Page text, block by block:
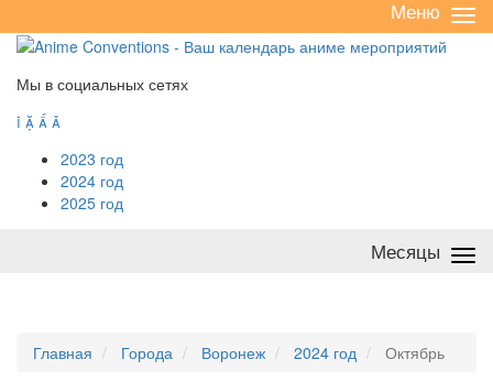
/
Меню
Мы в социальных сетях
   
2023 год
2024 год
2025 год
Месяцы
Главная Города Воронеж 2024 год Октябрь